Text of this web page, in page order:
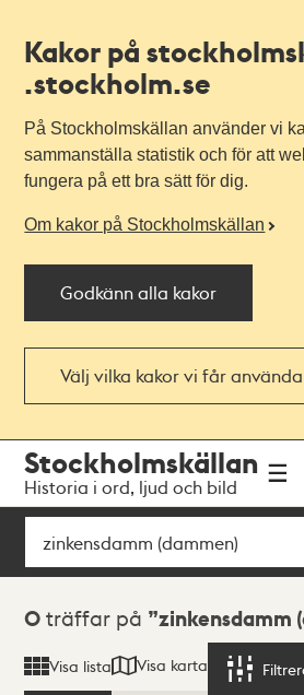
Kakor på
.stockholm.se
På Stockholmskällan använder vi
sammanställa statistik och för att
fungera på ett bra sätt för dig.
Om kakor på Stockholmskällan
Godkänn alla kakor
Välj vilka kakor vi får använda
navigationen
huvudinnehållet
Stockholmskällan
Historia i ord, ljud och bild
Sök
Sökresultat
0 träffar på zinkensdamm
Visa lista Visa karta